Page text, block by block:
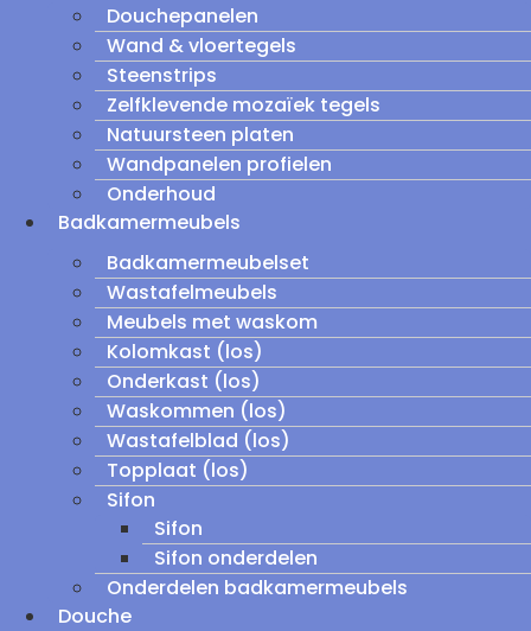
Douchepanelen
Wand & vloertegels
Steenstrips
Zelfklevende mozaïek tegels
Natuursteen platen
Wandpanelen profielen
Onderhoud
Badkamermeubels
Badkamermeubelset
Wastafelmeubels
Meubels met waskom
Kolomkast (los)
Onderkast (los)
Waskommen (los)
Wastafelblad (los)
Topplaat (los)
Sifon
Sifon
Sifon onderdelen
Onderdelen badkamermeubels
Douche